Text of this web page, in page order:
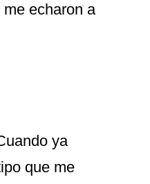
echaron a
ya
que me